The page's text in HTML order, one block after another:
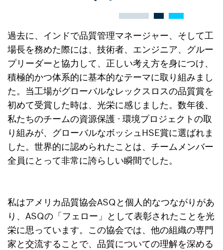
過去に、インドで品質管理マネージャー、そして工
場長を務めた際には、技術者、エンジニア、グルー
プリーダーと協力して、正しい考え方を身につけ、
積極的かつ体系的に基本的なテーマに取り組みまし
た。当工場がグローバルなレックスロスの品質賞を
初めて受賞した時は、光栄に感じました。数年後、
私たちのチームの資源保護 - 環境プロジェクトの取
り組みが、グローバルなボッシュHSE賞に選ばれま
した。世界的に認められたことは、チームメンバー
全員にとって非常に誇らしい瞬間でした。
私はアメリカ品質協会ASQと個人的なつながりがあ
り、ASQの「フェロー」として表彰されたことを光
栄に思っています。この協会では、他の組織の専門
家と交流することで、品質についての理解を深める